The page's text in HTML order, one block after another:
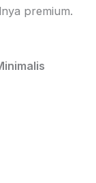
premium.